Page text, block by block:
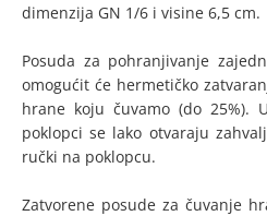
dimenzija GN 1/6 i visine 6,5 cm.
Posuda za pohranjivanje
omogućit će hermetičko
hrane koju čuvamo (do 25%).
poklopci se lako otvaraju
ručki na poklopcu.
Zatvorene posude za čuvanje